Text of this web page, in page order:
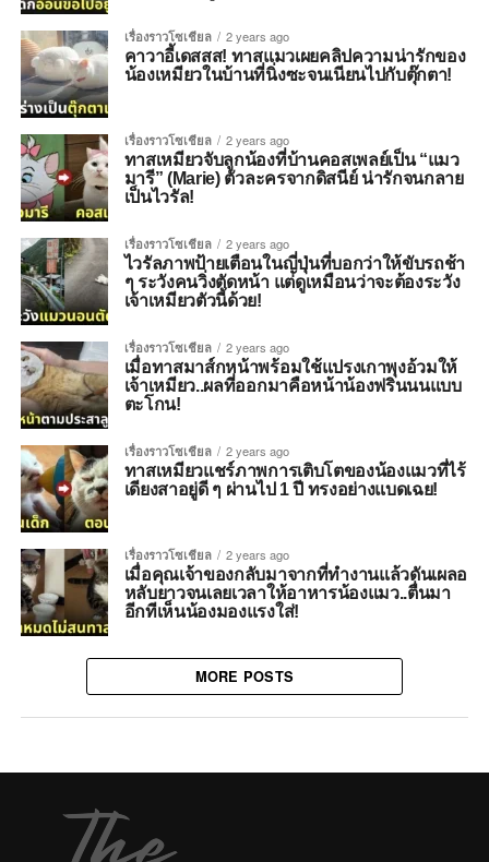
เรื่องราวโซเชียล 2 years ago
คาวาอี้เดสสส! ทาสแมวเผยคลิปความน่ารักของ
น้องเหมียวในบ้านที่นิ่งซะจนเนียนไปกับตุ๊กตา!
เรื่องราวโซเชียล 2 years ago
ทาสเหมียวจับลูกน้องที่บ้านคอสเพลย์เป็น “แมว
มารี” (Marie) ตัวละครจากดิสนีย์ น่ารักจนกลาย
เป็นไวรัล!
เรื่องราวโซเชียล 2 years ago
ไวรัลภาพป้ายเตือนในญี่ปุ่นที่บอกว่าให้ขับรถช้า
ๆ ระวังคนวิ่งตัดหน้า แต่ดูเหมือนว่าจะต้องระวัง
เจ้าเหมียวตัวนี้ด้วย!
เรื่องราวโซเชียล 2 years ago
เมื่อทาสมาส์กหน้าพร้อมใช้แปรงเกาพุงอ้วมให้
เจ้าเหมียว..ผลที่ออกมาคือหน้าน้องฟรินนนแบบ
ตะโกน!
เรื่องราวโซเชียล 2 years ago
ทาสเหมียวแชร์ภาพการเติบโตของน้องแมวที่ไร้
เดียงสาอยู่ดี ๆ ผ่านไป 1 ปี ทรงอย่างแบดเฉย!
เรื่องราวโซเชียล 2 years ago
เมื่อคุณเจ้าของกลับมาจากที่ทำงานแล้วดันเผลอ
หลับยาวจนเลยเวลาให้อาหารน้องแมว..ตื่นมา
อีกทีเห็นน้องมองแรงใส่!
MORE POSTS